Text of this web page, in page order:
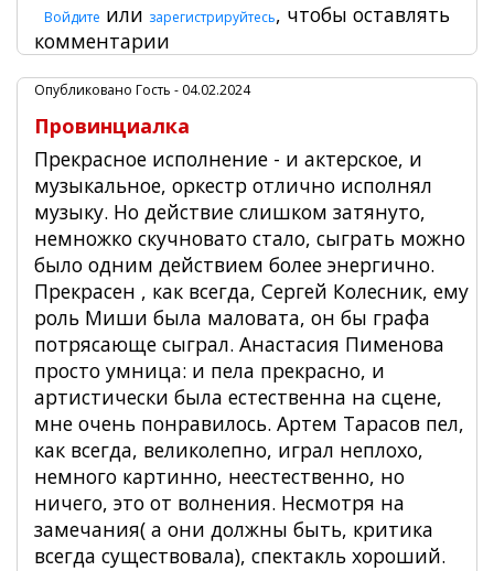
Войдите или зарегистрируйтесь, чтобы оставлять
комментарии
Опубликовано Гость - 04.02.2024
Провинциалка
Прекрасное исполнение - и актерское, и
музыкальное, оркестр отлично исполнял
музыку. Но действие слишком затянуто,
немножко скучновато стало, сыграть можно
было одним действием более энергично.
Прекрасен , как всегда, Сергей Колесник, ему
роль Миши была маловата, он бы графа
потрясающе сыграл. Анастасия Пименова
просто умница: и пела прекрасно, и
артистически была естественна на сцене,
мне очень понравилось. Артем Тарасов пел,
как всегда, великолепно, играл неплохо,
немного картинно, неестественно, но
ничего, это от волнения. Несмотря на
замечания( а они должны быть, критика
всегда существовала), спектакль хороший.